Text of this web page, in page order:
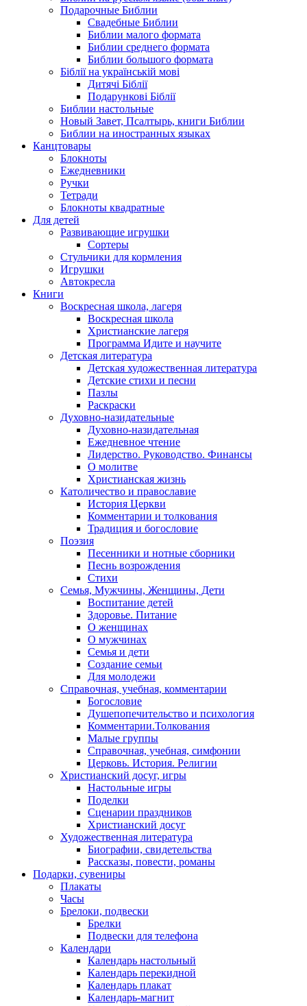
Подарочные Библии
Свадебные Библии
Библии малого формата
Библии среднего формата
Библии большого формата
Біблії на українській мові
Дитячі Біблії
Подарункові Біблії
Библии настольные
Новый Завет, Псалтырь, книги Библии
Библии на иностранных языках
Канцтовары
Блокноты
Ежедневники
Ручки
Тетради
Блокноты квадратные
Для детей
Развивающие игрушки
Сортеры
Стульчики для кормления
Игрушки
Автокресла
Книги
Воскресная школа, лагеря
Воскресная школа
Христианские лагеря
Программа Идите и научите
Детская литература
Детская художественная литература
Детские стихи и песни
Пазлы
Раскраски
Духовно-назидательные
Духовно-назидательная
Ежедневное чтение
Лидерство. Руководство. Финансы
О молитве
Христианская жизнь
Католичество и православие
История Церкви
Комментарии и толкования
Традиция и богословие
Поэзия
Песенники и нотные сборники
Песнь возрождения
Стихи
Семья, Мужчины, Женщины, Дети
Воспитание детей
Здоровье. Питание
О женщинах
О мужчинах
Семья и дети
Создание семьи
Для молодежи
Справочная, учебная, комментарии
Богословие
Душепопечительство и психология
Комментарии.Толкования
Малые группы
Справочная, учебная, симфонии
Церковь. История. Религии
Христианский досуг, игры
Настольные игры
Поделки
Сценарии праздников
Христианский досуг
Художественная литература
Биографии, свидетельства
Рассказы, повести, романы
Подарки, сувениры
Плакаты
Часы
Брелоки, подвески
Брелки
Подвески для телефона
Календари
Календарь настольный
Календарь перекидной
Календарь плакат
Календарь-магнит